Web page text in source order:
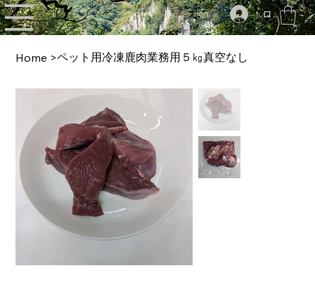
Home >ペット用冷凍鹿肉業務用５㎏真空なし
ログイン